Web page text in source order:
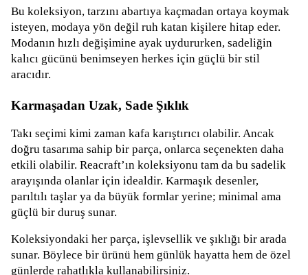
Bu koleksiyon, tarzını abartıya kaçmadan ortaya koymak
isteyen, modaya yön değil ruh katan kişilere hitap eder.
Modanın hızlı değişimine ayak uydururken, sadeliğin
kalıcı gücünü benimseyen herkes için güçlü bir stil
aracıdır.
Karmaşadan Uzak, Sade Şıklık
Takı seçimi kimi zaman kafa karıştırıcı olabilir. Ancak
doğru tasarıma sahip bir parça, onlarca seçenekten daha
etkili olabilir. Reacraft’ın koleksiyonu tam da bu sadelik
arayışında olanlar için idealdir. Karmaşık desenler,
parıltılı taşlar ya da büyük formlar yerine; minimal ama
güçlü bir duruş sunar.
Koleksiyondaki her parça, işlevsellik ve şıklığı bir arada
sunar. Böylece bir ürünü hem günlük hayatta hem de özel
günlerde rahatlıkla kullanabilirsiniz.